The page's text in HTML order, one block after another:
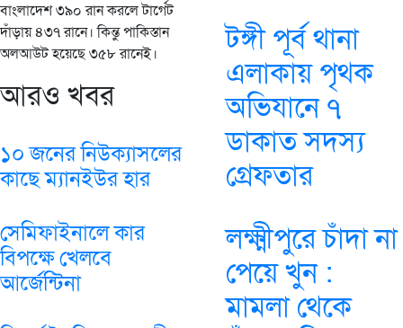
বাংলাদেশ ৩৯০ রান করলে টার্গেট
দাঁড়ায় ৪৩৭ রানে। কিন্তু পাকিস্তান
অলআউট হয়েছে ৩৫৮ রানেই।
আরও খবর
১০ জনের নিউক্যাসলের
কাছে ম্যানইউর হার
সেমিফাইনালে কার
বিপক্ষে খেলবে
আর্জেন্টিনা
টঙ্গী পূর্ব থানা
এলাকায় পৃথক
অভিযানে ৭
ডাকাত সদস্য
গ্রেফতার
লক্ষ্মীপুরে চাঁদা না
পেয়ে খুন :
মামলা থেকে